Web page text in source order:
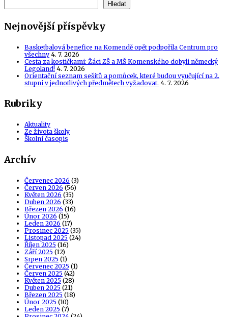
Hledat
Nejnovější příspěvky
Basketbalová benefice na Komendě opět podpořila Centrum pro
všechny 4. 7. 2026
Cesta za kostičkami: Žáci ZŠ a MŠ Komenského dobyli německý
Legoland! 4. 7. 2026
Orientační seznam sešitů a pomůcek, které budou vyučující na 2.
stupni v jednotlivých předmětech vyžadovat. 4. 7. 2026
Rubriky
Aktuality
Ze života školy
Školní časopis
Archív
Červenec 2026 (3)
Červen 2026 (56)
Květen 2026 (35)
Duben 2026 (33)
Březen 2026 (16)
Únor 2026 (15)
Leden 2026 (17)
Prosinec 2025 (35)
Listopad 2025 (24)
Říjen 2025 (16)
Září 2025 (12)
Srpen 2025 (1)
Červenec 2025 (1)
Červen 2025 (42)
Květen 2025 (28)
Duben 2025 (21)
Březen 2025 (18)
Únor 2025 (10)
Leden 2025 (7)